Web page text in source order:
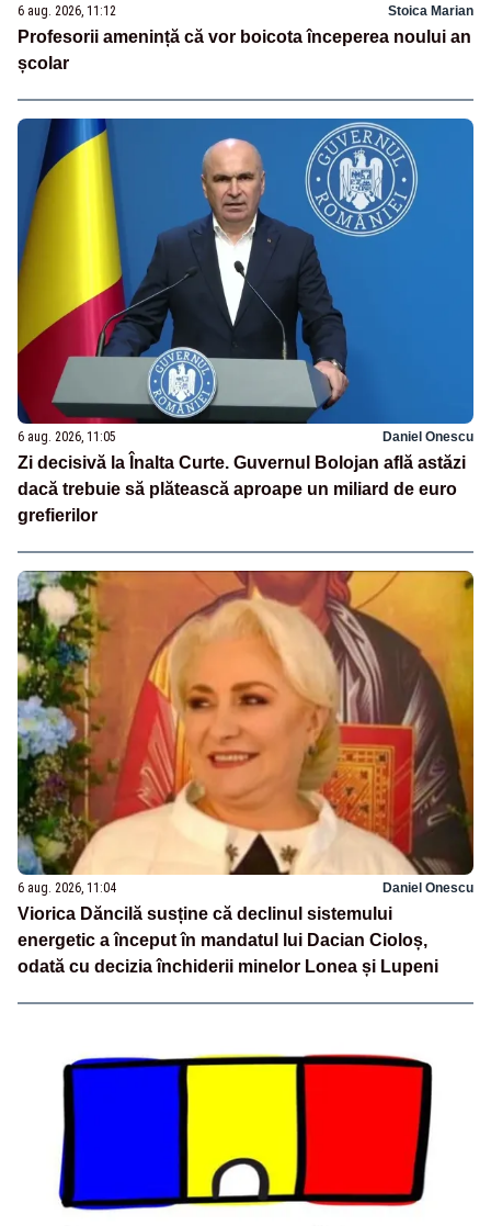
6 aug. 2026, 11:12 Stoica Marian
Profesorii amenință că vor boicota începerea noului an
școlar
6 aug. 2026, 11:05 Daniel Onescu
Zi decisivă la Înalta Curte. Guvernul Bolojan află astăzi
dacă trebuie să plătească aproape un miliard de euro
grefierilor
6 aug. 2026, 11:04 Daniel Onescu
Viorica Dăncilă susține că declinul sistemului
energetic a început în mandatul lui Dacian Cioloș,
odată cu decizia închiderii minelor Lonea și Lupeni